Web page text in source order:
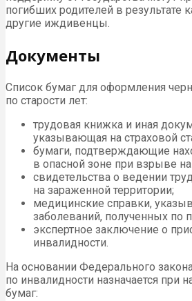
погибших родителей в результате
другие иждивенцы.
Документы
Список бумаг для оформления
по старости лет:
трудовая книжка и иная
указывающая на страховой
бумаги, подтверждающие
в опасной зоне при взрыве
свидетельства о ведении
на зараженной территории;
медицинские справки,
заболеваний, полученных по
экспертное заключение о
инвалидности.
На основании Федерального
по инвалидности назначается при
бумаг: